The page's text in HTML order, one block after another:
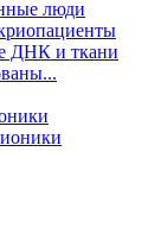
люди
ДНК и ткани